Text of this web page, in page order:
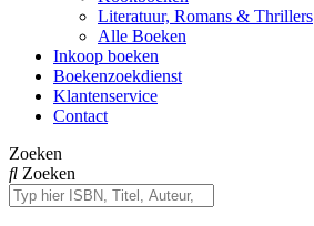
Literatuur, Romans & Thrillers
Alle Boeken
Inkoop boeken
Boekenzoekdienst
Klantenservice
Contact
Zoeken
Zoeken